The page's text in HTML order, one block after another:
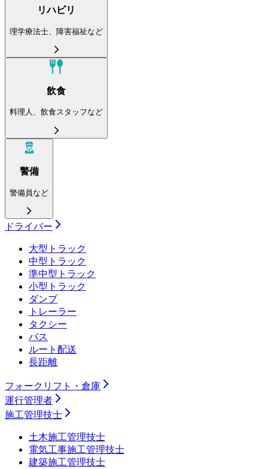
リハビリ
理学療法士、障害福祉など
飲食
料理人、飲食スタッフなど
警備
警備員など
ドライバー
大型トラック
中型トラック
準中型トラック
小型トラック
ダンプ
トレーラー
タクシー
バス
ルート配送
長距離
フォークリフト・倉庫
運行管理者
施工管理技士
土木施工管理技士
電気工事施工管理技士
建築施工管理技士